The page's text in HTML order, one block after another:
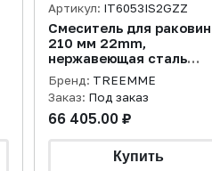
Артикул: IT6053IS2GZZ
Смеситель для
210 мм 22mm,
нержавеющая сталь
брашированная
Бренд: TREEMME
Заказ: Под заказ
66 405.00 ₽